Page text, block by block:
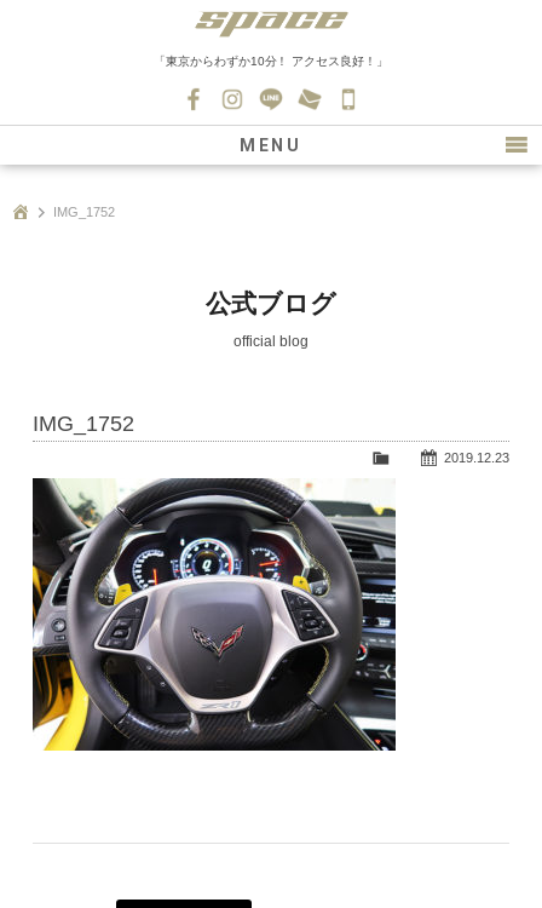
「東京からわずか10分！ アクセス良好！」
0139
MENU
新車情報
在庫車情報
会社紹介
スタッフ募集
IMG_1752
公式ブログ
official blog
IMG_1752
2019.12.23